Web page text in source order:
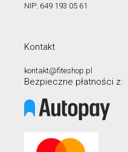
NIP: 649 193 05 61
Kontakt
kontakt@fiteshop.pl
Bezpieczne płatności z: